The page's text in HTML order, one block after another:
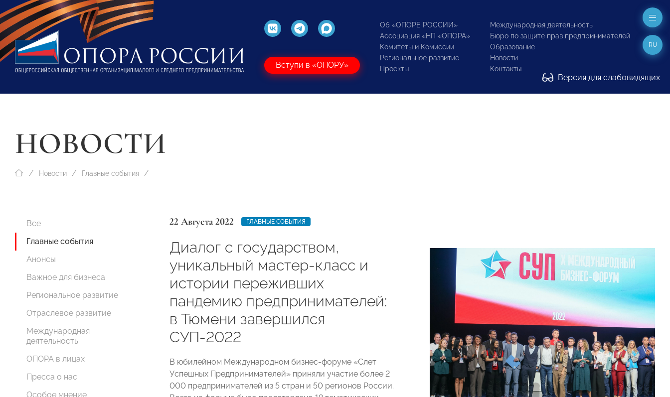
Вступи в «ОПОРУ»
Об «ОПОРЕ РОССИИ»
Ассоциация «НП «ОПОРА»
Комитеты и Комиссии
Региональное развитие
Проекты
Международная деятельность
Бюро по защите прав предпринимателей
Образование
Новости
Контакты
Версия для слабовидящих
RU
НОВОСТИ
Новости Главные события
Все
Главные события
Анонсы
Важное для бизнеса
Региональное развитие
Отраслевое развитие
Международная
деятельность
ОПОРА в лицах
Пресса о нас
Особое мнение
22 Августа 2022 ГЛАВНЫЕ СОБЫТИЯ
Диалог с государством,
уникальный мастер-класс и
истории переживших
пандемию предпринимателей:
в Тюмени завершился
СУП-2022
В юбилейном Международном бизнес-форуме «Слет
Успешных Предпринимателей» приняли участие более 2
000 предпринимателей из 5 стран и 50 регионов России.